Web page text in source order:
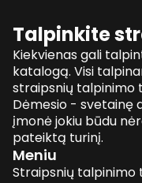
Talpinkite
Kiekvienas gali
katalogą. Visi
straipsnių talpinimo
Dėmesio - svetainę
įmonė jokiu būdu
pateiktą turinį.
Meniu
Straipsnių talpinimo